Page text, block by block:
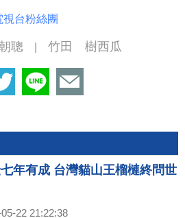
台粉絲團
聰 竹田 樹西瓜
年有成 台灣貓山王榴槤終問世
22 21:22:38